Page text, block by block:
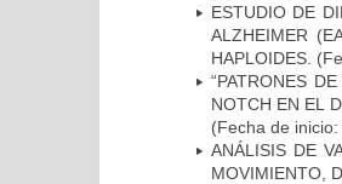
ESTUDIO DE
ALZHEIMER
HAPLOIDES.
“PATRONES
NOTCH EN EL
(Fecha de
ANÁLISIS DE
MOVIMIENTO,